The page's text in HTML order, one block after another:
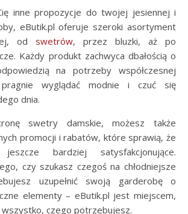
inne propozycje do twojej jesiennej i
eButik.pl oferuje szeroki asortyment
od swetrów, przez bluzki, aż po
Każdy produkt zachwyca dbałością o
na potrzeby współczesnej
wyglądać modnie i czuć się
dnia.
swetry damskie, możesz także
promocji i rabatów, które sprawią, że
bardziej satysfakcjonujące.
czy szukasz czegoś na chłodniejsze
uzupełnić swoją garderobę o
elementy – eButik.pl jest miejscem,
czego potrzebujesz.